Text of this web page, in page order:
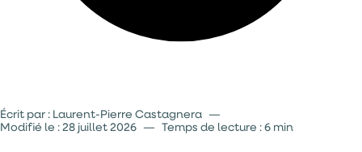
Écrit par : Laurent-Pierre Castagnera —
Modifié le :28 juillet 2026 — Temps de lecture : 6 min